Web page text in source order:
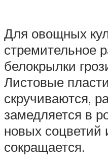
Для овощных
стремительное
белокрылки
Листовые
скручиваются,
замедляется в
новых соцветий
сокращается.